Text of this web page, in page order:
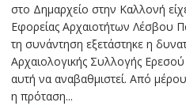
στο Δημαρχείο στην Καλλονή
Εφορείας Αρχαιοτήτων Λέσβου
τη συνάντηση εξετάστηκε η
Αρχαιολογικής Συλλογής
αυτή να αναβαθμιστεί. Από
η πρόταση...